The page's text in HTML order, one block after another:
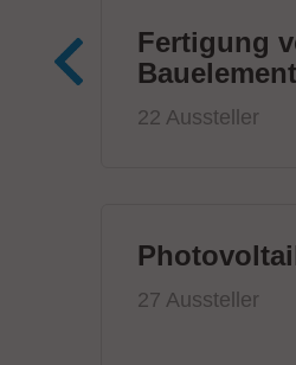
Fertigung
22 Aussteller
27 Aussteller